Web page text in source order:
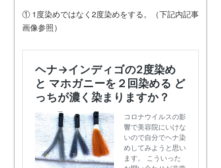
① 1度染めではなく2度染めをする。（下記内記事
画像参照）